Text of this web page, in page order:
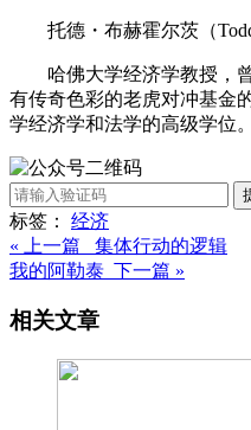
托德・布赫霍尔茨（
哈佛大学经济学教授，
有传奇色彩的老虎对冲基金
学经济学和法学的高级学位。
标签：
经济
« 上一篇 集体行动的逻辑
我的阿勒泰 下一篇 »
相关文章